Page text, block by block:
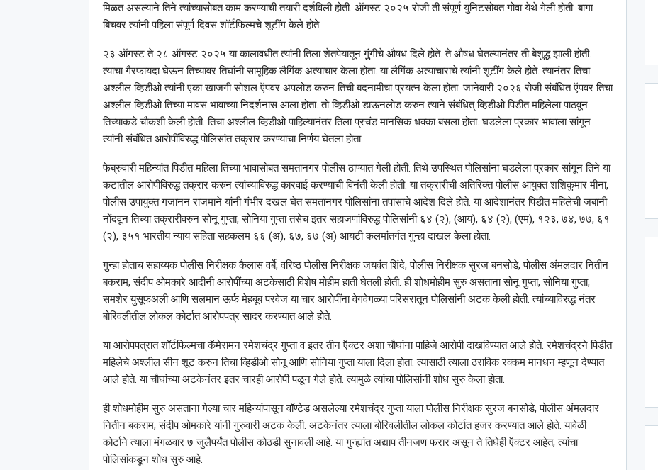
मिळत असल्याने तिने त्यांच्यासोबत काम करण्याची तयारी दर्शविली होती. ऑगस्ट २०२५ रोजी ती संपूर्ण युनिटसोबत गोवा येथे गेली होती. बागा
बिचवर त्यांनी पहिला संपूर्ण दिवस शॉर्टफिल्मचे शूटींग केले होतेे.
२३ ऑगस्ट ते २८ ऑगस्ट २०२५ या कालावधीत त्यांनी तिला शेतपेयातून गुुंगीचे औषध दिले होते. ते औषध घेतल्यानंतर ती बेशुद्ध झाली होती.
त्याचा गैरफायदा घेऊन तिच्यावर तिघांनी सामूहिक लैगिंक अत्याचार केला होता. या लैगिंक अत्याचाराचे त्यांनी शूटींग केले होते. त्यानंतर तिचा
अश्‍लील व्हिडीओ त्यांनी एका खाजगी सोशल ऍपवर अपलोड करुन तिची बदनामीचा प्रयत्न केला होता. जानेवारी २०२६ रोजी संबंधित ऍपवर तिचा
अश्‍लील व्हिडीओ तिच्या मावस भावाच्या निदर्शनास आला होता. तो व्हिडीओ डाऊनलोड करुन त्याने संबंधित् व्हिडीओ पिडीत महिलेला पाठवून
तिच्याकडे चौकशी केली होती. तिचा अश्‍लील व्हिडीओ पाहिल्यानंतर तिला प्रचंड मानसिक धक्का बसला होता. घडलेला प्रकार भावाला सांगून
त्यांनी संबंधित आरोपींविरुद्ध पोलिसांत तक्रार करण्याचा निर्णय घेतला होता.
फेब्रुवारी महिन्यांत पिडीत महिला तिच्या भावासोबत समतानगर पोलीस ठाण्यात गेली होती. तिथे उपस्थित पोलिसांना घडलेला प्रकार सांगून तिने या
कटातील आरोपीविरुद्ध तक्रार करुन त्यांच्याविरुद्ध कारवाई करण्याची विनंती केली होती. या तक्रारीची अतिरिक्त पोलीस आयुक्त शशिकुमार मीना,
पोलीस उपायुक्त गजानन राजमाने यांनी गंभीर दखल घेत समतानगर पोलिसांना तपासाचे आदेश दिले होते. या आदेशानंतर पिडीत महिलेची जबानी
नोंदवून तिच्या तक्रारीवरुन सोनू गुप्ता, सोनिया गुप्ता तसेच इतर सहाजणांविरुद्ध पोलिसांनी ६४ (२), (आय), ६४ (२), (एम), १२३, ७४, ७७, ६१
(२), ३५१ भारतीय न्याय सहिता सहकलम ६६ (अ), ६७, ६७ (अ) आयटी कलमांतर्गत गुन्हा दाखल केला होता.
गुन्हा होताच सहाय्यक पोलीस निरीक्षक कैलास वर्बे, वरिष्ठ पोलीस निरीक्षक जयवंत शिंदे, पोलीस निरीक्षक सुरज बनसोडे, पोलीस अंमलदार नितीन
बकराम, संदीप ओमकारे आदीनी आरोपींच्या अटकेसाठी विशेष मोहीम हाती घेतली होती. ही शोधमोहीम सुरु असताना सोनू गुप्ता, सोनिया गुप्ता,
समशेर युसूफअली आणि सलमान ऊर्फ मेहबूब परवेज या चार आरोपींना वेगवेगळ्या परिसरातून पोलिसांनी अटक केली होती. त्यांच्याविरुद्ध नंतर
बोरिवलीतील लोकल कोर्टात आरोपपत्र सादर करण्यात आले होते.
या आरोपपत्रात शॉर्टफिल्मचा कॅमेरामन रमेशचंद्र गुप्ता व इतर तीन ऍक्टर अशा चौघांना पाहिजे आरोपी दाखविण्यात आले होते. रमेशचंद्रने पिडीत
महिलेचे अश्‍लील सीन शूट करुन तिचा व्हिडीओ सोनू आणि सोनिया गुप्ता याला दिला होता. त्यासाठी त्याला ठराविक रक्कम मानधन म्हणून देण्यात
आले होते. या चौघांच्या अटकेनंतर इतर चारही आरोपी पळून गेले होते. त्यामुळे त्यांचा पोलिसांनी शोध सुरु केला होता.
ही शोधमोहीम सुरु असताना गेल्या चार महिन्यांपासून वॉण्टेड असलेल्या रमेशचंद्र गुप्ता याला पोलीस निरीक्षक सुरज बनसोडे, पोलीस अंमलदार
नितीन बकराम, संदीप ओमकारे यांनी गुरुवारी अटक केली. अटकेनंतर त्याला बोरिवलीतील लोकल कोर्टात हजर करण्यात आले होते. यावेळी
कोर्टाने त्याला मंगळवार ७ जुलैपर्यंत पोलीस कोठडी सुनावली आहे. या गुन्ह्यांत अद्याप तीनजण फरार असून ते तिघेही ऍक्टर आहेत, त्यांचा
पोलिसांकडून शोध सुरु आहे.